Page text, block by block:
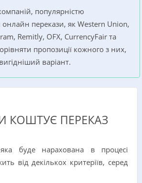
популярністю
онлайн перекази, як Western Union,
Remitly, OFX, CurrencyFair та
пропозиції кожного з них,
варіант.
КОШТУЄ ПЕРЕКАЗ
яка буде нарахована в процесі
від декількох критеріїв, серед